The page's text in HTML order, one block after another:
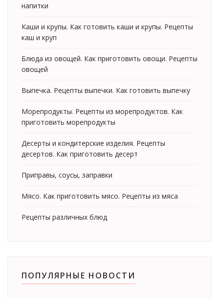
напитки
Каши и крупы. Как готовить каши и крупы. Рецепты
каш и круп
Блюда из овощей. Как приготовить овощи. Рецепты
овощей
Выпечка. Рецепты выпечки. Как готовить выпечку
Морепродукты. Рецепты из морепродуктов. Как
приготовить морепродукты
Десерты и кондитерские изделия. Рецепты
десертов. Как приготовить десерт
Приправы, соусы, заправки
Мясо. Как приготовить мясо. Рецепты из мяса
Рецепты различных блюд
ПОПУЛЯРНЫЕ НОВОСТИ